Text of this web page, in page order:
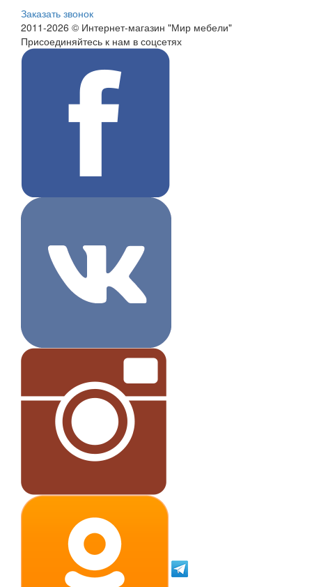
Заказать звонок
2011-2026 © Интернет-магазин "Мир мебели"
Присоединяйтесь к нам в соцсетях